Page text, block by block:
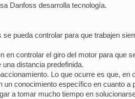
Danfoss desarrolla tecnología.
pueda controlar para que trabajen
controlar el giro del motor para que
distancia predefinida.
Lo que ocurre es que, en
conocimiento específico en cuanto a
a tomar mucho tiempo en